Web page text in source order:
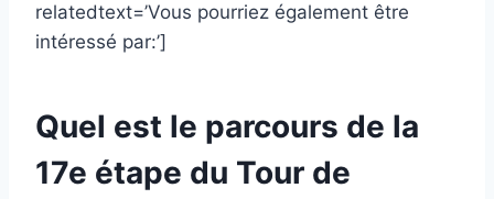
relatedtext=’Vous pourriez également être
intéressé par:’]
Quel est le parcours de la
17e étape du Tour de